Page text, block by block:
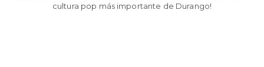
cultura pop más importante de Durango!